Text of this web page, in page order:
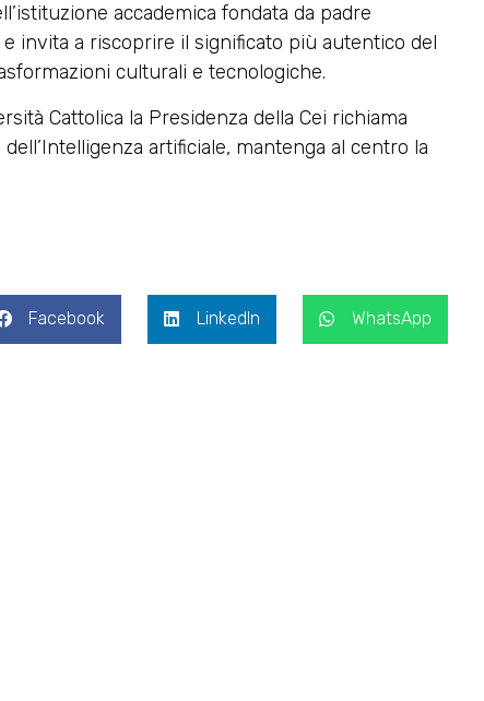
accademica fondata da padre
invita a riscoprire il significato più autentico del
culturali e tecnologiche.
Cattolica la Presidenza della Cei richiama
artificiale, mantenga al centro la
Facebook LinkedIn WhatsApp